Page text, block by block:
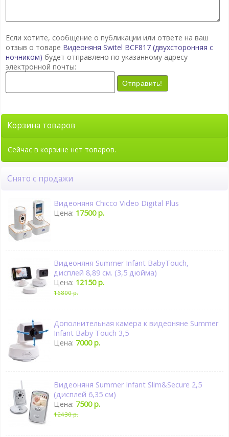
Если хотите, сообщение о публикации или ответе на ваш
отзыв о товаре Видеоняня Switel BCF817 (двухсторонняя с
ночником) будет отправлено по указанному адресу
электронной почты:
Отправить!
Корзина товаров
Сейчас в корзине нет товаров.
Снято с продажи
Видеоняня Chicco Video Digital Plus
Цена: 17500 р.
Видеоняня Summer Infant BabyTouch,
дисплей 8,89 см. (3,5 дюйма)
Цена: 12150 р.
16800 р.
Дополнительная камера к видеоняне Summer
Infant Baby Touch 3,5
Цена: 7000 р.
Видеоняня Summer Infant Slim&Secure 2,5
(дисплей 6,35 см)
Цена: 7500 р.
12430 р.